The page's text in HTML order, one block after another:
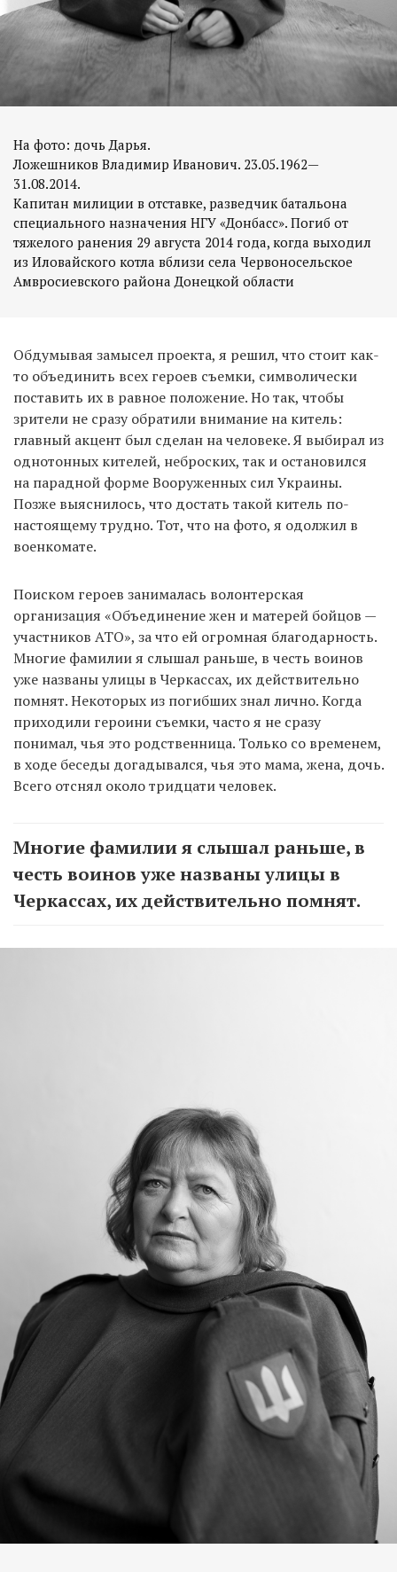
На фото: дочь Дарья.
Ложешников Владимир Иванович. 23.05.1962—
31.08.2014.
Капитан милиции в отставке, разведчик батальона
специального назначения НГУ «Донбасс». Погиб от
тяжелого ранения 29 августа 2014 года, когда выходил
из Иловайского котла вблизи села Червоносельское
Обдумывая замысел проекта, я решил, что стоит как-
то объединить всех героев съемки, символически
поставить их в равное положение. Но так, чтобы
зрители не сразу обратили внимание на китель:
главный акцент был сделан на человеке. Я выбирал из
однотонных кителей, неброских, так и остановился
на парадной форме Вооруженных сил Украины.
Позже выяснилось, что достать такой китель по-
настоящему трудно. Тот, что на фото, я одолжил в
военкомате.
Поиском героев занималась волонтерская
организация «‎Объединение жен и матерей бойцов —
участников АТО»‎, за что ей огромная благодарность.
Многие фамилии я слышал раньше, в честь воинов
уже названы улицы в Черкассах, их действительно
помнят. Некоторых из погибших знал лично. Когда
приходили героини съемки, часто я не сразу
понимал, чья это родственница. Только со временем,
в ходе беседы догадывался, чья это мама, жена, дочь.
Всего отснял около тридцати человек.
Многие фамилии я слышал раньше, в
честь воинов уже названы улицы в
Черкассах, их действительно помнят.